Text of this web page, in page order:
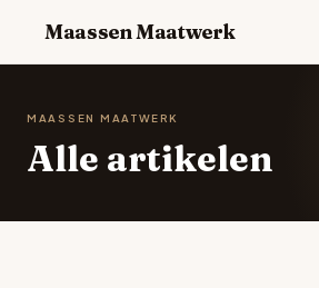
Maassen Maatwerk
MAASSEN MAATWERK
Alle artikelen